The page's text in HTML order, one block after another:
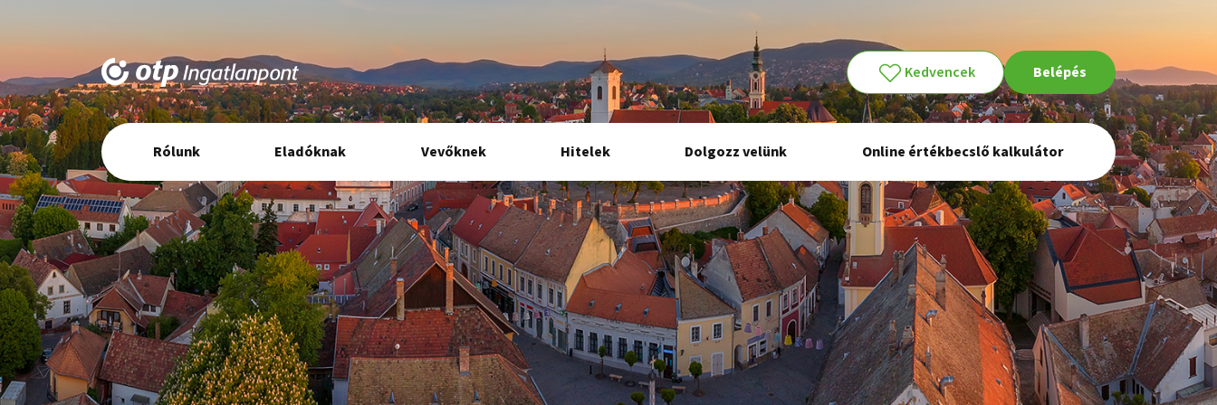
Kedvencek Belépés
Elsődleges
navigáció
Rólunk Eladóknak Vevőknek Hitelek Dolgozz velünk Online értékbecslő kalkulátor